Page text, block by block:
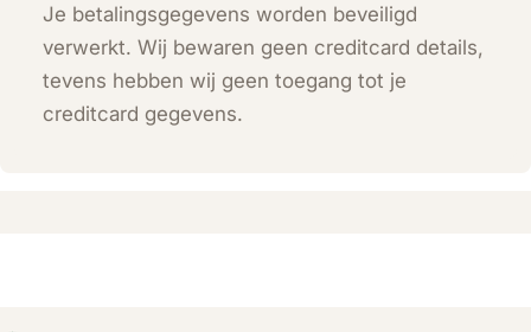
Je betalingsgegevens worden beveiligd
verwerkt. Wij bewaren geen creditcard details,
tevens hebben wij geen toegang tot je
creditcard gegevens.